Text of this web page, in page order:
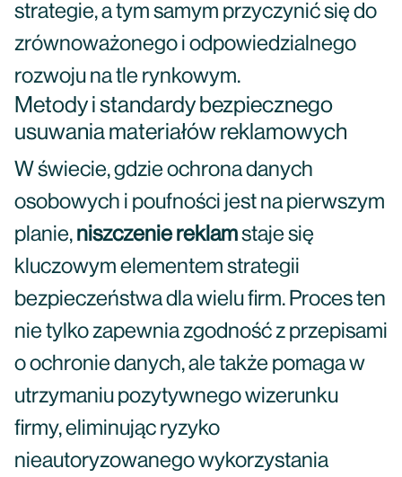
strategie, a tym samym przyczynić się do
zrównoważonego i odpowiedzialnego
rozwoju na tle rynkowym.
Metody i standardy bezpiecznego
usuwania materiałów reklamowych
W świecie, gdzie ochrona danych
osobowych i poufności jest na pierwszym
planie, niszczenie reklamstaje się
kluczowym elementem strategii
bezpieczeństwa dla wielu firm. Proces ten
nie tylko zapewnia zgodność z przepisami
o ochronie danych, ale także pomaga w
utrzymaniu pozytywnego wizerunku
firmy, eliminując ryzyko
nieautoryzowanego wykorzystania